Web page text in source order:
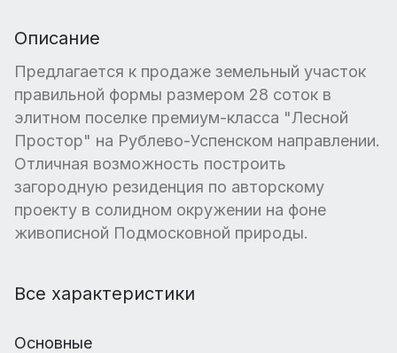
Описание
Предлагается к продаже земельный участок
правильной формы размером 28 соток в
элитном поселке премиум-класса "Лесной
Простор" на Рублево-Успенском направлении.
Отличная возможность построить
загородную резиденция по авторскому
проекту в солидном окружении на фоне
живописной Подмосковной природы.
Все характеристики
Основные